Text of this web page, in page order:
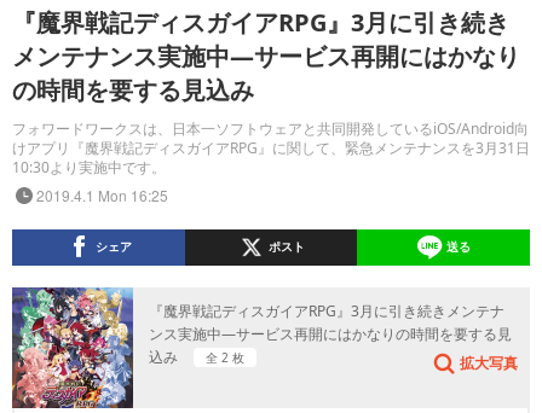
『魔界戦記ディスガイアRPG』3月に引き続き
メンテナンス実施中―サービス再開にはかなり
の時間を要する見込み
フォワードワークスは、日本一ソフトウェアと共同開発しているiOS/Android向
けアプリ『魔界戦記ディスガイアRPG』に関して、緊急メンテナンスを3月31日
10:30より実施中です。
2019.4.1 Mon 16:25
シェア ポスト 送る
『魔界戦記ディスガイアRPG』3月に引き続きメンテナ
ンス実施中―サービス再開にはかなりの時間を要する見
込み
全 2 枚 拡大写真